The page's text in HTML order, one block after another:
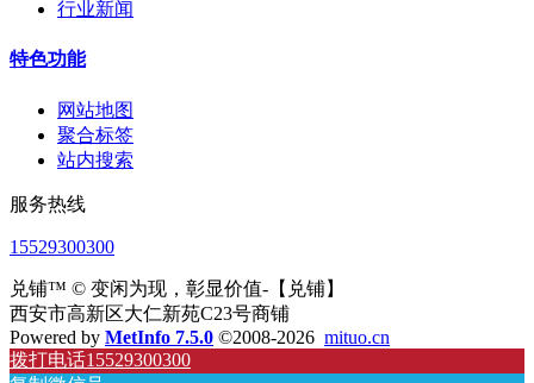
行业新闻
特色功能
网站地图
聚合标签
站内搜索
服务热线
15529300300
兑铺™ © 变闲为现，彰显价值-【兑铺】
西安市高新区大仁新苑C23号商铺
Powered by MetInfo 7.5.0 ©2008-2026 mituo.cn
拨打电话15529300300